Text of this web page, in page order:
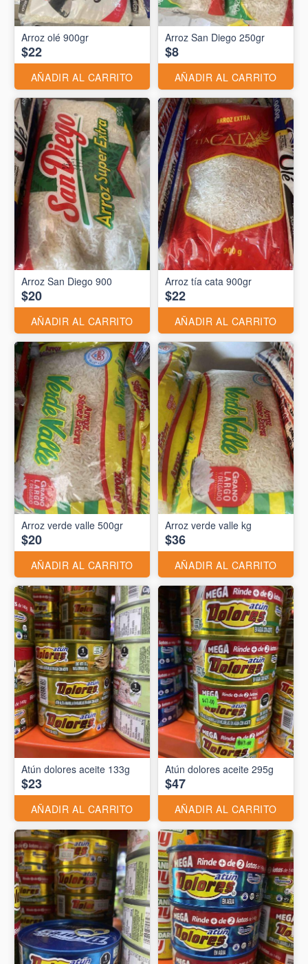
Arroz olé 900gr
$22
AÑADIR AL CARRITO
Arroz San Diego 250gr
$8
AÑADIR AL CARRITO
Arroz San Diego 900
$20
AÑADIR AL CARRITO
Arroz tía cata 900gr
$22
AÑADIR AL CARRITO
Arroz verde valle 500gr
$20
AÑADIR AL CARRITO
Arroz verde valle kg
$36
AÑADIR AL CARRITO
Atún dolores aceite 133g
$23
AÑADIR AL CARRITO
Atún dolores aceite 295g
$47
AÑADIR AL CARRITO